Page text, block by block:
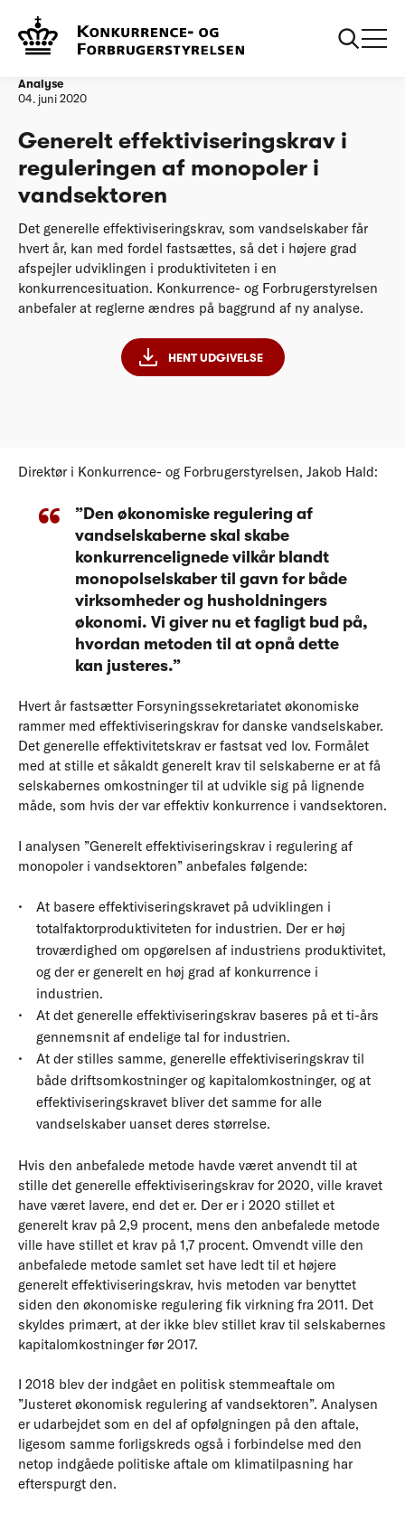
Forside
vandsektoren
Analyse
04. juni 2020
Generelt effektiviseringskrav i
reguleringen af monopoler i
vandsektoren
Det generelle effektiviseringskrav, som vandselskaber får
hvert år, kan med fordel fastsættes, så det i højere grad
afspejler udviklingen i produktiviteten i en
konkurrencesituation. Konkurrence- og Forbrugerstyrelsen
anbefaler at reglerne ændres på baggrund af ny analyse.
HENT UDGIVELSE
Direktør i Konkurrence- og Forbrugerstyrelsen, Jakob Hald:
”Den økonomiske regulering af
vandselskaberne skal skabe
konkurrencelignede vilkår blandt
monopolselskaber til gavn for både
virksomheder og husholdningers
økonomi. Vi giver nu et fagligt bud på,
hvordan metoden til at opnå dette
kan justeres.”
Hvert år fastsætter Forsyningssekretariatet økonomiske
rammer med effektiviseringskrav for danske vandselskaber.
Det generelle effektivitetskrav er fastsat ved lov. Formålet
med at stille et såkaldt generelt krav til selskaberne er at få
selskabernes omkostninger til at udvikle sig på lignende
måde, som hvis der var effektiv konkurrence i vandsektoren.
I analysen ”Generelt effektiviseringskrav i regulering af
monopoler i vandsektoren” anbefales følgende:
At basere effektiviseringskravet på udviklingen i
totalfaktorproduktiviteten for industrien. Der er høj
troværdighed om opgørelsen af industriens produktivitet,
og der er generelt en høj grad af konkurrence i
industrien.
At det generelle effektiviseringskrav baseres på et ti-års
gennemsnit af endelige tal for industrien.
At der stilles samme, generelle effektiviseringskrav til
både driftsomkostninger og kapitalomkostninger, og at
effektiviseringskravet bliver det samme for alle
vandselskaber uanset deres størrelse.
Hvis den anbefalede metode havde været anvendt til at
stille det generelle effektiviseringskrav for 2020, ville kravet
have været lavere, end det er. Der er i 2020 stillet et
generelt krav på 2,9 procent, mens den anbefalede metode
ville have stillet et krav på 1,7 procent. Omvendt ville den
anbefalede metode samlet set have ledt til et højere
generelt effektiviseringskrav, hvis metoden var benyttet
siden den økonomiske regulering fik virkning fra 2011. Det
skyldes primært, at der ikke blev stillet krav til selskabernes
kapitalomkostninger før 2017.
I 2018 blev der indgået en politisk stemmeaftale om
”Justeret økonomisk regulering af vandsektoren”. Analysen
er udarbejdet som en del af opfølgningen på den aftale,
ligesom samme forligskreds også i forbindelse med den
netop indgåede politiske aftale om klimatilpasning har
efterspurgt den.